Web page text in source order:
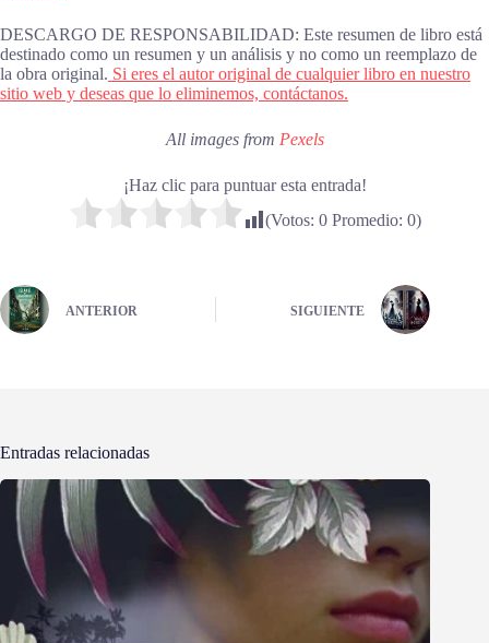
DESCARGO DE RESPONSABILIDAD: Este resumen de libro está
destinado como un resumen y un análisis y no como un reemplazo de
la obra original. Si eres el autor original de cualquier libro en nuestro
sitio web y deseas que lo eliminemos, contáctanos.
All images from Pexels
¡Haz clic para puntuar esta entrada!
(Votos: 0Promedio: 0)
ANTERIOR SIGUIENTE
Entradas relacionadas